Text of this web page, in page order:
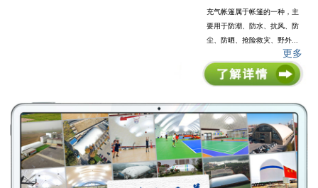
充气帐篷属于帐篷的一种，主
要用于防潮、防水、抗风、防
尘、防晒、抢险救灾、野外...
更多